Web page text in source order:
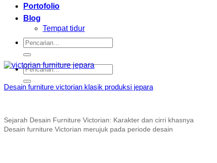
Portofolio
Blog
Tempat tidur
Pencarian
untuk:
Pencarian
untuk:
Desain furniture victorian klasik produksi jepara
Sejarah Desain Furniture Victorian: Karakter dan cirri khasnya
Desain furniture Victorian merujuk pada periode desain